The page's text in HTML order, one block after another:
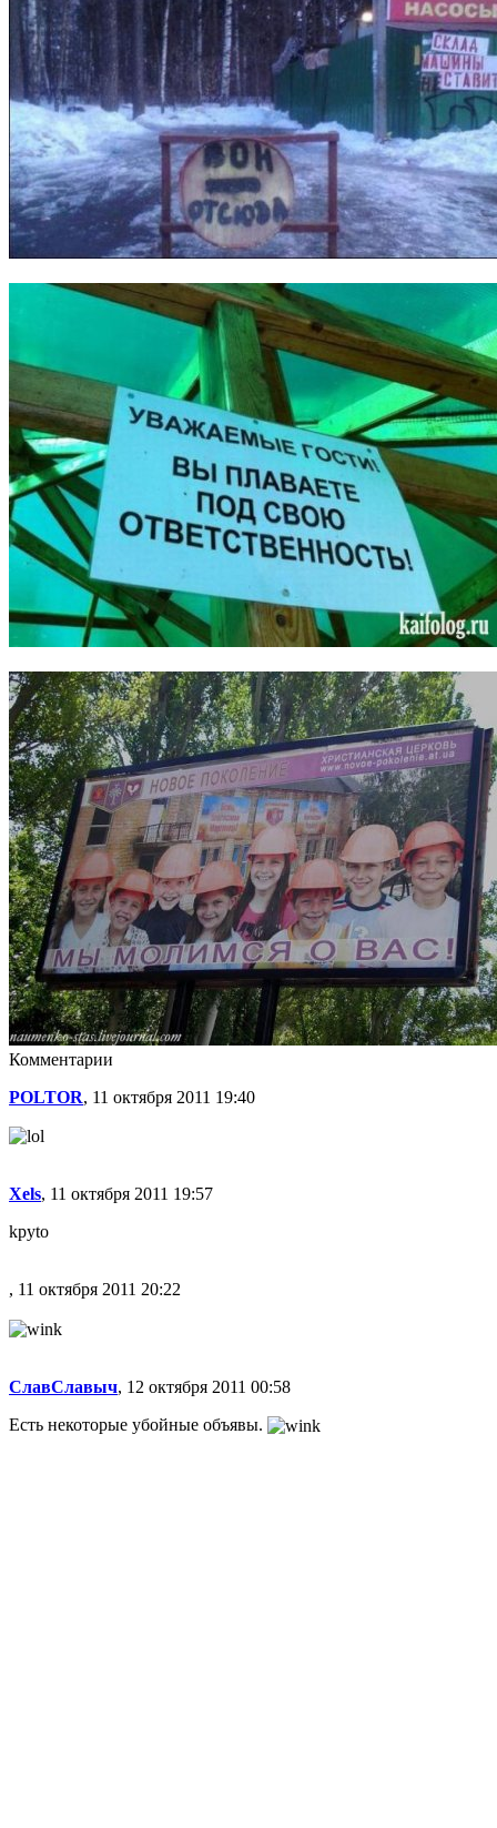
Комментарии
POLTOR, 11 октября 2011 19:40
Xels, 11 октября 2011 19:57
kpyto
, 11 октября 2011 20:22
СлавСлавыч, 12 октября 2011 00:58
Есть некоторые убойные объявы.